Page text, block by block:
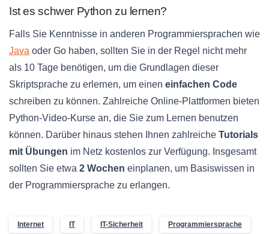
Ist es schwer Python zu lernen?
Falls Sie Kenntnisse in anderen Programmiersprachen wie
Java oder Go haben, sollten Sie in der Regel nicht mehr
als 10 Tage benötigen, um die Grundlagen dieser
Skriptsprache zu erlernen, um einen einfachen Code
schreiben zu können. Zahlreiche Online-Plattformen bieten
Python-Video-Kurse an, die Sie zum Lernen benutzen
können. Darüber hinaus stehen Ihnen zahlreiche Tutorials
mit Übungen im Netz kostenlos zur Verfügung. Insgesamt
sollten Sie etwa 2 Wochen einplanen, um Basiswissen in
der Programmiersprache zu erlangen.
Internet IT IT-Sicherheit Programmiersprache